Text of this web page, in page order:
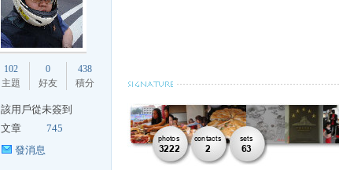
102
主題
0
好友
438
積分
該用戶從未簽到
文章
745
發消息